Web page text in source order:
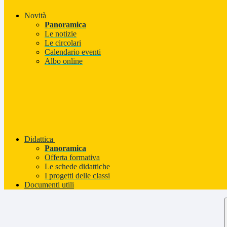
Novità
Panoramica
Le notizie
Le circolari
Calendario eventi
Albo online
Didattica
Panoramica
Offerta formativa
Le schede didattiche
I progetti delle classi
Documenti utili